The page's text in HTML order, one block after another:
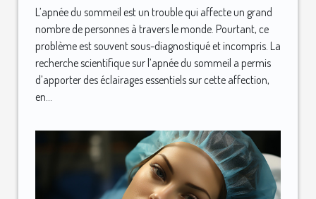
L’apnée du sommeil est un trouble qui affecte un grand
nombre de personnes à travers le monde. Pourtant, ce
problème est souvent sous-diagnostiqué et incompris. La
recherche scientifique sur l’apnée du sommeil a permis
d’apporter des éclairages essentiels sur cette affection,
en...